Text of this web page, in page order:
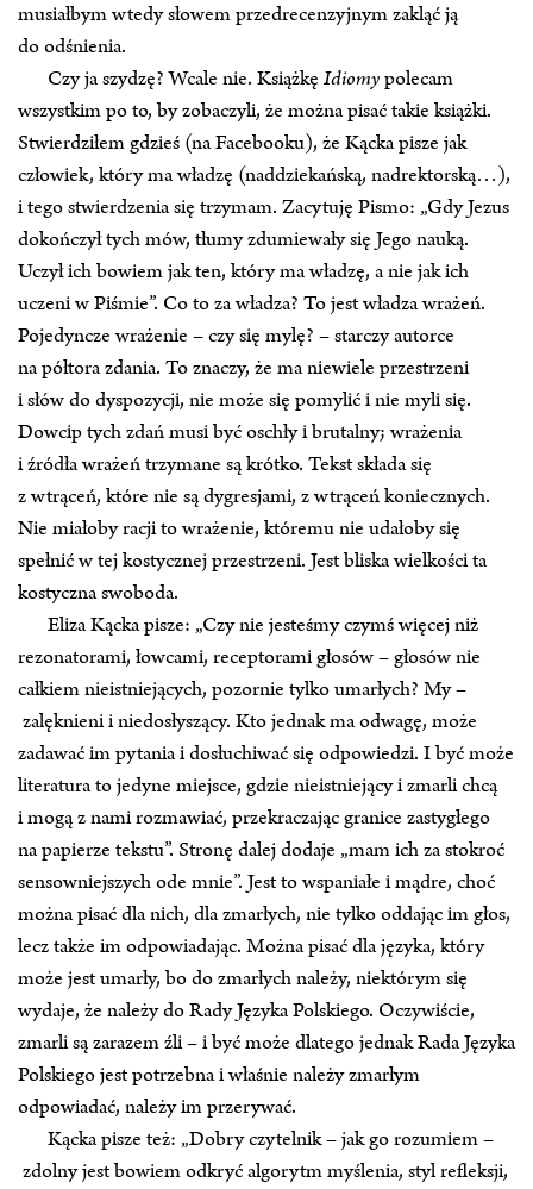
musiałbym wtedy słowem przedrecenzyjnym zakląć ją
do odśnienia.
Czy ja szydzę? Wcale nie. Książkę Idiomypolecam
wszystkim po to, by zobaczyli, że można pisać takie książki.
Stwierdziłem gdzieś (na Facebooku), że Kącka pisze jak
człowiek, który ma władzę (naddziekańską, nadrektorską…),
i tego stwierdzenia się trzymam. Zacytuję Pismo: „Gdy Jezus
dokończył tych mów, tłumy zdumiewały się Jego nauką.
Uczył ich bowiem jak ten, który ma władzę, a nie jak ich
uczeni w Piśmie”. Co to za władza? To jest władza wrażeń.
Pojedyncze wrażenie – czy się mylę? – starczy autorce
na półtora zdania. To znaczy, że ma niewiele przestrzeni
i słów do dyspozycji, nie może się pomylić i nie myli się.
Dowcip tych zdań musi być oschły i brutalny; wrażenia
i źródła wrażeń trzymane są krótko. Tekst składa się
z wtrąceń, które nie są dygresjami, z wtrąceń koniecznych.
Nie miałoby racji to wrażenie, któremu nie udałoby się
spełnić w tej kostycznej przestrzeni. Jest bliska wielkości ta
kostyczna swoboda.
Eliza Kącka pisze: „Czy nie jesteśmy czymś więcej niż
rezonatorami, łowcami, receptorami głosów – głosów nie
całkiem nieistniejących, pozornie tylko umarłych? My –
zalęknieni i niedosłyszący. Kto jednak ma odwagę, może
zadawać im pytania i dosłuchiwać się odpowiedzi. I być może
literatura to jedyne miejsce, gdzie nieistniejący i zmarli chcą
i mogą z nami rozmawiać, przekraczając granice zastygłego
na papierze tekstu”. Stronę dalej dodaje „mam ich za stokroć
sensowniejszych ode mnie”. Jest to wspaniałe i mądre, choć
można pisać dla nich, dla zmarłych, nie tylko oddając im głos,
lecz także im odpowiadając. Można pisać dla języka, który
może jest umarły, bo do zmarłych należy, niektórym się
wydaje, że należy do Rady Języka Polskiego. Oczywiście,
zmarli są zarazem źli – i być może dlatego jednak Rada Języka
Polskiego jest potrzebna i właśnie należy zmarłym
odpowiadać, należy im przerywać.
Kącka pisze też: „Dobry czytelnik – jak go rozumiem –
zdolny jest bowiem odkryć algorytm myślenia, styl refleksji,